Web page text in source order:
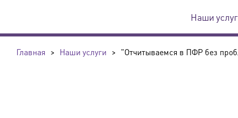
Наши
Главная > Наши услуги > "Отчитываемся в ПФР без